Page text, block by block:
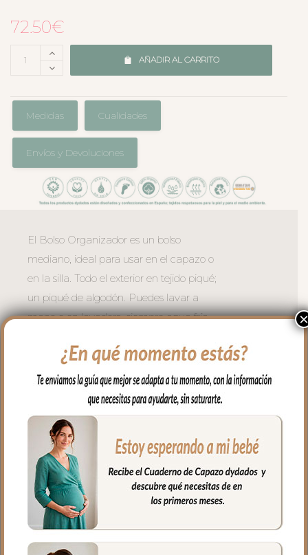
72.50€
AÑADIR AL CARRITO
Medidas Cualidades
Envíos y Devoluciones
El Bolso Organizador es un bolso
mediano, ideal para usar en el capazo o
en la silla. Todo el exterior en tejido piqué;
un piqué de algodón. Puedes lavar a
mano o en lavadora, siempre agua fría,
Recuerda quitar el culete rígido antes de
lavar.
Se sujeta al carrito mediante asas con
broches de presión. Asa larga para
cuando quieres usar el bolso para llevar al
hombro.
Cuenta con un bolsillo exterior en todo el
lateral en piqué con bordados.
Cremallera del bolso siempre a tono y se
separa completamente para tener un
mejor acceso al interior del bolso.
×